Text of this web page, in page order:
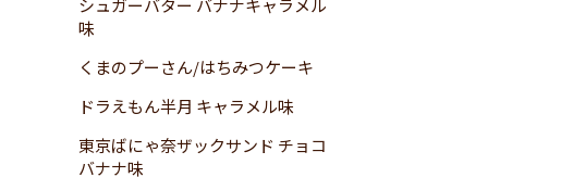
シュガーバター バナナキャラメル
味
くまのプーさん/はちみつケーキ
ドラえもん半月 キャラメル味
東京ばにゃ奈ザックサンド チョコ
バナナ味